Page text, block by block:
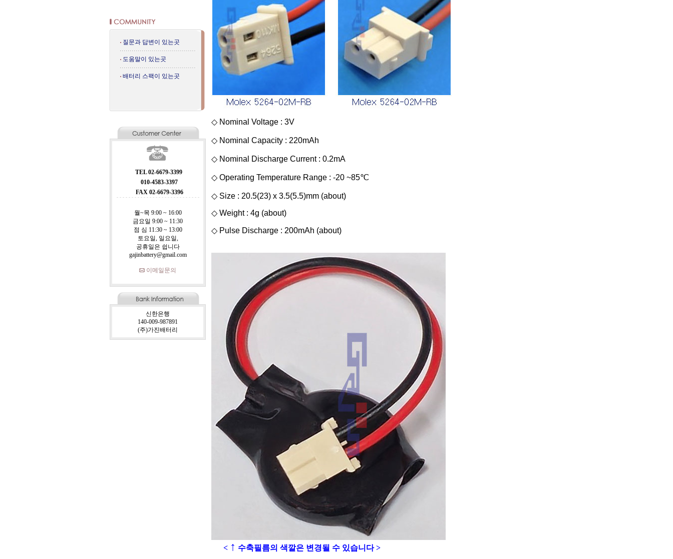
질문과 답변이 있는곳
도움말이 있는곳
배터리 스팩이 있는곳
TEL 02-6679-3399
010-4583-3397
FAX 02-6679-3396
월~목 9:00 ~ 16:00
금요일 9:00 ~ 11:30
점 심 11:30 ~ 13:00
토요일, 일요일,
공휴일은 쉽니다
gajinbattery@gmail.com
이메일문의
신한은행
140-009-987891
(주)가진배터리
◇ Nominal Voltage : 3V
◇ Nominal Capacity : 220mAh
◇ Nominal Discharge Current : 0.2mA
◇ Operating Temperature Range : -20 ~85℃
◇ Size : 20.5(23) x 3.5(5.5)mm (about)
◇ Weight : 4g (about)
◇ Pulse Discharge : 200mAh (about)
< ↑ 수축필름의 색깔은 변경될 수 있습니다 >